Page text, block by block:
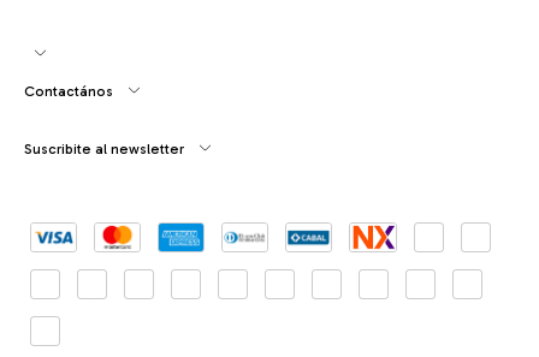
Contactános
Suscribite al newsletter